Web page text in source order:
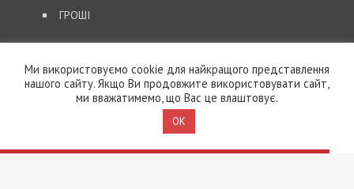
ГРОШІ
КОНТАКТИ
Ми використовуємо cookie для найкращого представлення
нашого сайту. Якщо Ви продовжите використовувати сайт,
ми вважатимемо, що Вас це влаштовує.
OK